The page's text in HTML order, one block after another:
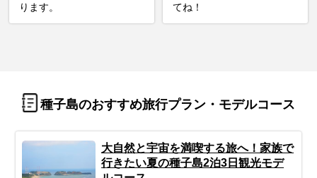
ります。
てね！
種子島のおすすめ旅行プラン・モデルコース
大自然と宇宙を満喫する旅へ！家族で
行きたい夏の種子島2泊3日観光モデ